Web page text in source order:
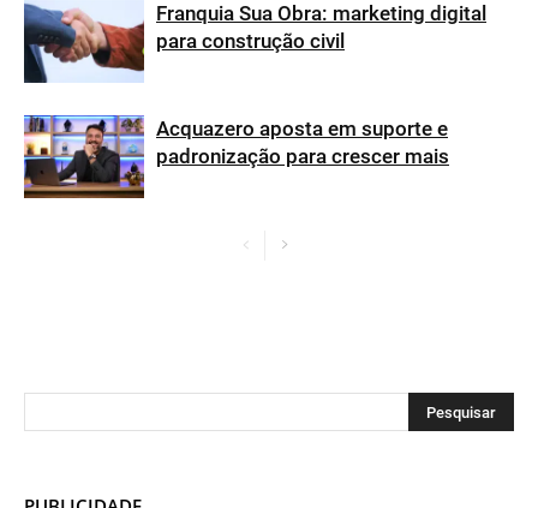
Franquia Sua Obra: marketing digital
para construção civil
Acquazero aposta em suporte e
padronização para crescer mais